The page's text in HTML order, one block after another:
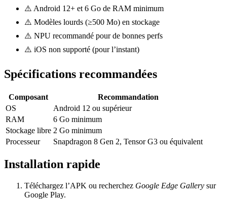
⚠️ Android 12+ et 6 Go de RAM minimum
⚠️ Modèles lourds (≥500 Mo) en stockage
⚠️ NPU recommandé pour de bonnes perfs
⚠️ iOS non supporté (pour l’instant)
Spécifications recommandées
Composant
Recommandation
OS
Android 12 ou supérieur
RAM
6 Go minimum
Stockage libre 2 Go minimum
Processeur
Snapdragon 8 Gen 2, Tensor G3 ou équivalent
Installation rapide
Téléchargez l’APK ou recherchez Google Edge Gallery sur
Google Play.